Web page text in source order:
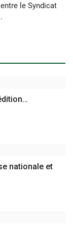
le Syndicat
nationale et